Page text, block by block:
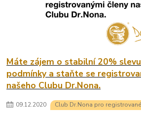
Máte zájem o stabilní 20%
podmínky a staňte se
našeho Clubu Dr.Nona.
09.12.2020 Club Dr.Nona pro